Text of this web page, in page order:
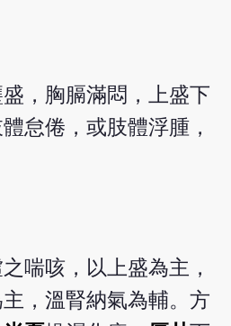
，胸膈滿悶，上盛下
怠倦，或肢體浮腫，
喘咳，以上盛為主，
，溫腎納氣為輔。方